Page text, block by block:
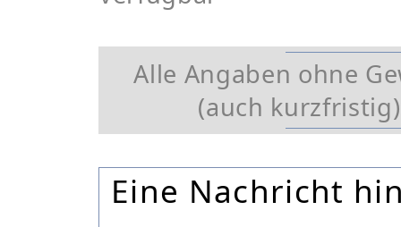
Alle Angaben ohne
(auch
Eine Nachricht